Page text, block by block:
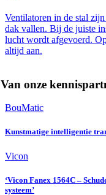
Ventilatoren in de stal
dak vallen. Bij de juiste
lucht wordt afgevoerd.
altijd aan.
Van onze
BouMatic
Kunstmatige intelligentie
Vicon
‘Vicon Fanex 1564C –
systeem’